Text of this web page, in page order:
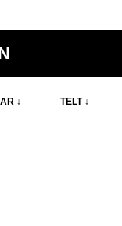
↓ TELT ↓